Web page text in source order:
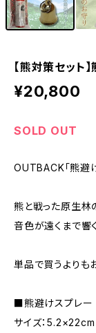
【熊対策セット
¥20,800
SOLD OUT
OUTBACK「熊避
熊と戦った原生林
音色が遠くまで響
単品で買うよりも
■熊避けスプレー
サイズ：5.2×22cm